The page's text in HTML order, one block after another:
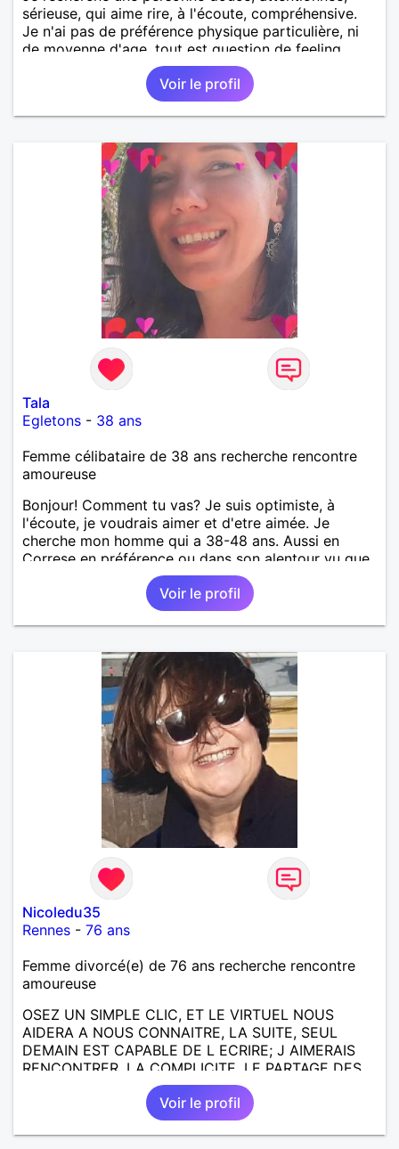
sérieuse, qui aime rire, à l'écoute, compréhensive.
Je n'ai pas de préférence physique particulière, ni
de moyenne d'age, tout est question de feeling.
Voir le profil
Tala
Egletons - 38 ans
Femme célibataire de 38 ans recherche rencontre
amoureuse
Bonjour! Comment tu vas? Je suis optimiste, à
l'écoute, je voudrais aimer et d'etre aimée. Je
cherche mon homme qui a 38-48 ans. Aussi en
Correse en préférence ou dans son alentour vu que
je travaille en CDI et je ne peux pas souvent
voyager loin. Merci. Bon chance à tout le monde.
Voir le profil
Nicoledu35
Rennes - 76 ans
Femme divorcé(e) de 76 ans recherche rencontre
amoureuse
OSEZ UN SIMPLE CLIC, ET LE VIRTUEL NOUS
AIDERA A NOUS CONNAITRE, LA SUITE, SEUL
DEMAIN EST CAPABLE DE L ECRIRE; J AIMERAIS
RENCONTRER, LA COMPLICITE, LE PARTAGE DES
BELLES CHOSES DE LA VIE : BALADES, VOYAGES
EN FRANCE OU AILLEURS. ETRE A L ECOUTE DE L
AUTRE, ET LA VIE SERA PLUS BELLE
ENCORE.....................
Voir le profil